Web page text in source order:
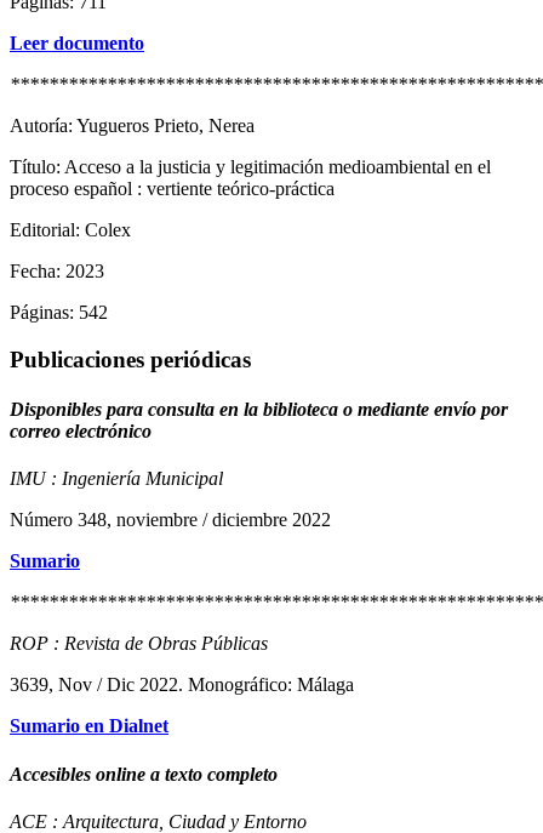
Leer documento
Autoría: Yugueros Prieto, Nerea
Título: Acceso a la justicia y legitimación medioambiental en el
proceso español : vertiente teórico-práctica
Editorial: Colex
Fecha: 2023
Páginas: 542
Publicaciones periódicas
Disponibles para consulta en la biblioteca o mediante envío por
correo electrónico
IMU : Ingeniería Municipal
Número 348, noviembre / diciembre 2022
Sumario
ROP : Revista de Obras Públicas
3639, Nov / Dic 2022. Monográfico: Málaga
Sumario en Dialnet
Accesibles online a texto completo
ACE : Arquitectura, Ciudad y Entorno